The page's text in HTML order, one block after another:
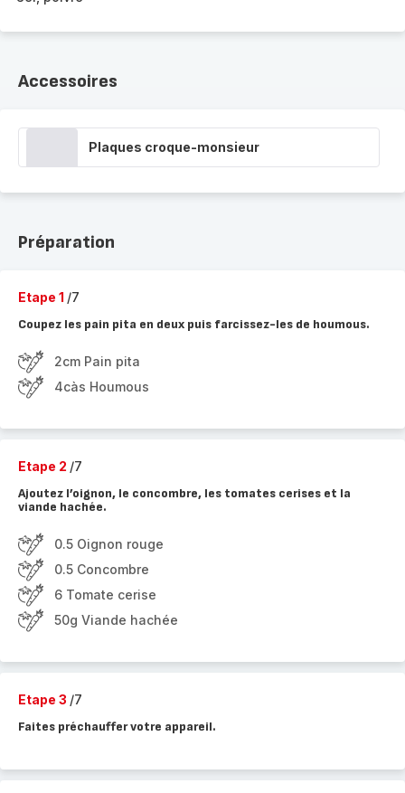
Accessoires
Plaques croque-monsieur
Préparation
Etape 1 /7
Coupez les pain pita en deux puis farcissez-les de houmous.
2cm Pain pita
4càs Houmous
Etape 2 /7
Ajoutez l’oignon, le concombre, les tomates cerises et la
viande hachée.
0.5 Oignon rouge
0.5 Concombre
6 Tomate cerise
50g Viande hachée
Etape 3 /7
Faites préchauffer votre appareil.